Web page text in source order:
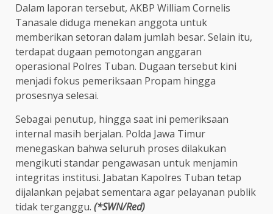
Dalam laporan tersebut, AKBP William Cornelis
Tanasale diduga menekan anggota untuk
memberikan setoran dalam jumlah besar. Selain itu,
terdapat dugaan pemotongan anggaran
operasional Polres Tuban. Dugaan tersebut kini
menjadi fokus pemeriksaan Propam hingga
prosesnya selesai.
Sebagai penutup, hingga saat ini pemeriksaan
internal masih berjalan. Polda Jawa Timur
menegaskan bahwa seluruh proses dilakukan
mengikuti standar pengawasan untuk menjamin
integritas institusi. Jabatan Kapolres Tuban tetap
dijalankan pejabat sementara agar pelayanan publik
tidak terganggu. (*SWN/Red)